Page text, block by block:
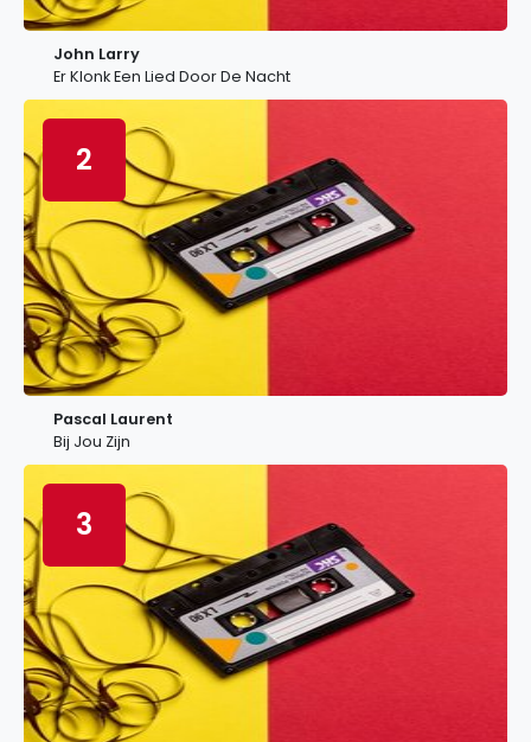
John Larry
Er Klonk Een Lied Door De Nacht
2
Pascal Laurent
Bij Jou Zijn
3